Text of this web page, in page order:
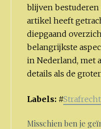
blijven
artikel heeft
diepgaand
belangrijkste
in Nederland, met
details als de
Labels: #Strafrecht
Misschien ben je